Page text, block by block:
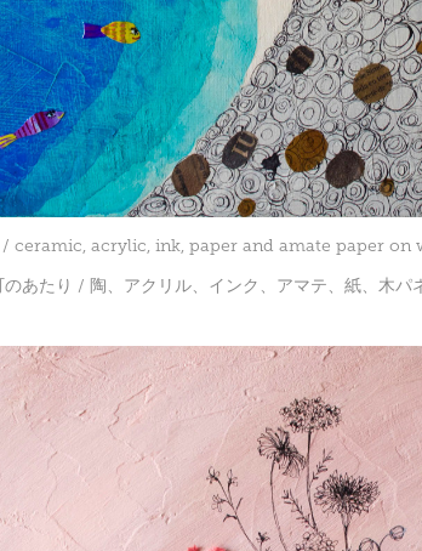
ceramic, acrylic, ink, paper and amate paper on
のあたり / 陶、アクリル、インク、アマテ、紙、木